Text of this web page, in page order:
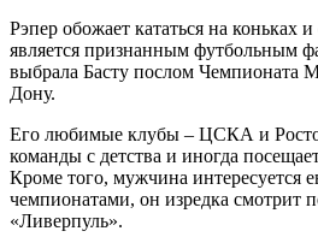
Рэпер обожает кататься на коньках
является признанным футбольным
выбрала Басту послом Чемпионата
Дону.
Его любимые клубы – ЦСКА и
команды с детства и иногда
Кроме того, мужчина интересуется
чемпионатами, он изредка смотрит
«Ливерпуль».